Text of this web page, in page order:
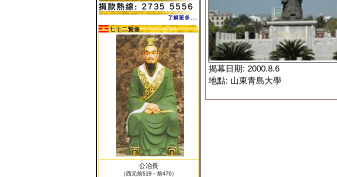
公冶長
（西元前519－前470）
揭幕日期: 2000.8.6
地點: 山東青島大學